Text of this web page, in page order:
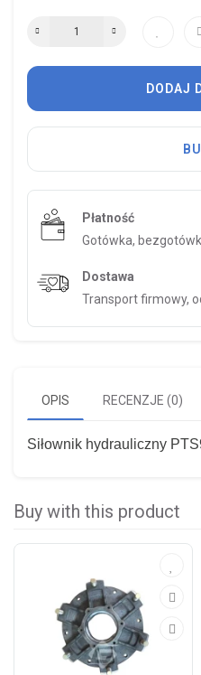
DODAJ
Płatność
Gotówka,
Dostawa
Transport firmowy,
OPIS RECENZJE (0)
Siłownik hydrauliczny
Buy with this product